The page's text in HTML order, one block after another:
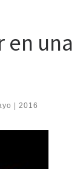
en una
| 2016